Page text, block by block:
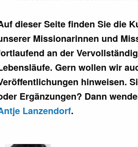
Missionare
dieser Seite finden Sie die
Missionarinnen und
an der
Gern wollen wir
hinweisen.
Ergänzungen? Dann
Lanzendorf.